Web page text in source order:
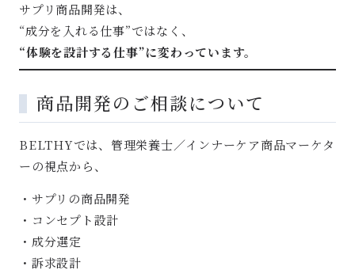
サプリ商品開発は、
“成分を入れる仕事”ではなく、
“体験を設計する仕事”に変わっています。
商品開発のご相談について
BELTHYでは、管理栄養士／インナーケア商品マーケタ
ーの視点から、
・サプリの商品開発
・コンセプト設計
・成分選定
・訴求設計